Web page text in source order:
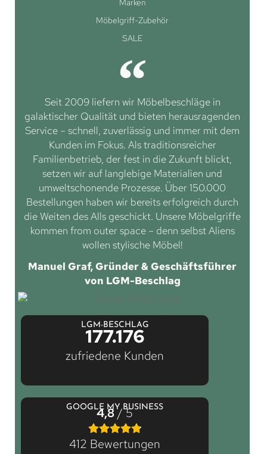
Marken
Möbelgriff-Zubehör
SALE
Seit 2009 liefern wir Möbelbeschläge in
galaktischer Qualität und bieten herausragenden
Service – schnell, zuverlässig und immer mit dem
Kunden im Fokus. Als traditionsreicher
Familienbetrieb, der fest in die Zukunft blickt,
setzen wir auf langlebige Materialien und
umweltschonende Prozesse. Über 150.000
Bestellungen haben wir bereits erfolgreich durch
die Weiten des Alls geschickt. Unsere Möbelgriffe
kommen from outer space – denn selbst Aliens
wollen stylische Möbel!
Manuel Graf, Gründer & Geschäftsführer
von LGM-Beschlag
LGM-BESCHLAG
177.176
zufriedene Kunden
GOOGLE MY BUSINESS
4,8/ 5
412 Bewertungen